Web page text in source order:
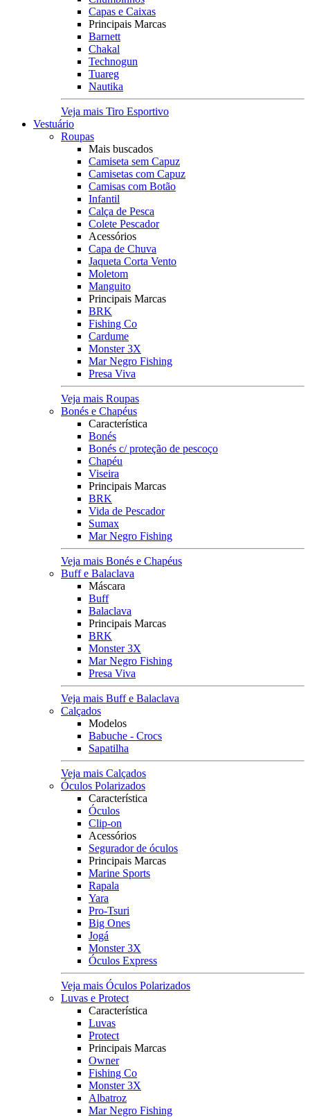
Capas e Caixas
Principais Marcas
Barnett
Chakal
Technogun
Tuareg
Nautika
Veja mais Tiro Esportivo
Vestuário
Roupas
Mais buscados
Camiseta sem Capuz
Camisetas com Capuz
Camisas com Botão
Infantil
Calça de Pesca
Colete Pescador
Acessórios
Capa de Chuva
Jaqueta Corta Vento
Moletom
Manguito
Principais Marcas
BRK
Fishing Co
Cardume
Monster 3X
Mar Negro Fishing
Presa Viva
Veja mais Roupas
Bonés e Chapéus
Característica
Bonés
Bonés c/ proteção de pescoço
Chapéu
Viseira
Principais Marcas
BRK
Vida de Pescador
Sumax
Mar Negro Fishing
Veja mais Bonés e Chapéus
Buff e Balaclava
Máscara
Buff
Balaclava
Principais Marcas
BRK
Monster 3X
Mar Negro Fishing
Presa Viva
Veja mais Buff e Balaclava
Calçados
Modelos
Babuche - Crocs
Sapatilha
Veja mais Calçados
Óculos Polarizados
Característica
Óculos
Clip-on
Acessórios
Segurador de óculos
Principais Marcas
Marine Sports
Rapala
Yara
Pro-Tsuri
Big Ones
Jogá
Monster 3X
Óculos Express
Veja mais Óculos Polarizados
Luvas e Protect
Característica
Luvas
Protect
Principais Marcas
Owner
Fishing Co
Monster 3X
Albatroz
Mar Negro Fishing